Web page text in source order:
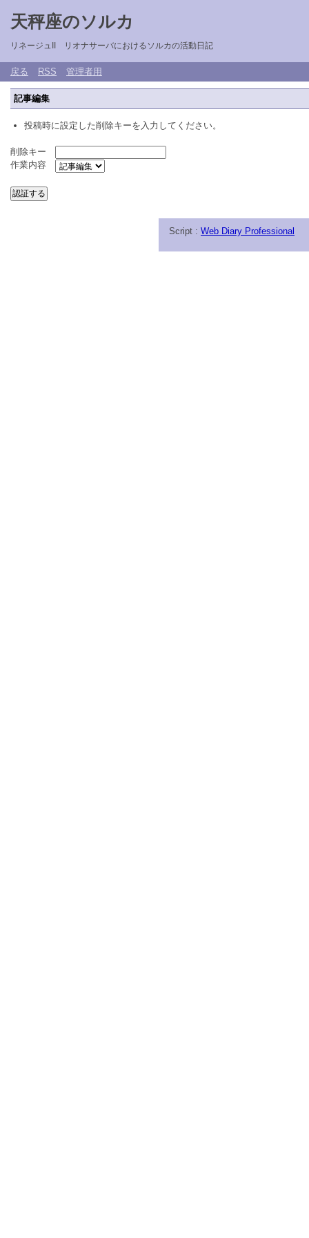
天秤座のソルカ
リネージュII リオナサーバにおけるソルカの活動日記
戻る RSS 管理者用
記事編集
投稿時に設定した削除キーを入力してください。
削除キー
作業内容
Script : Web Diary Professional